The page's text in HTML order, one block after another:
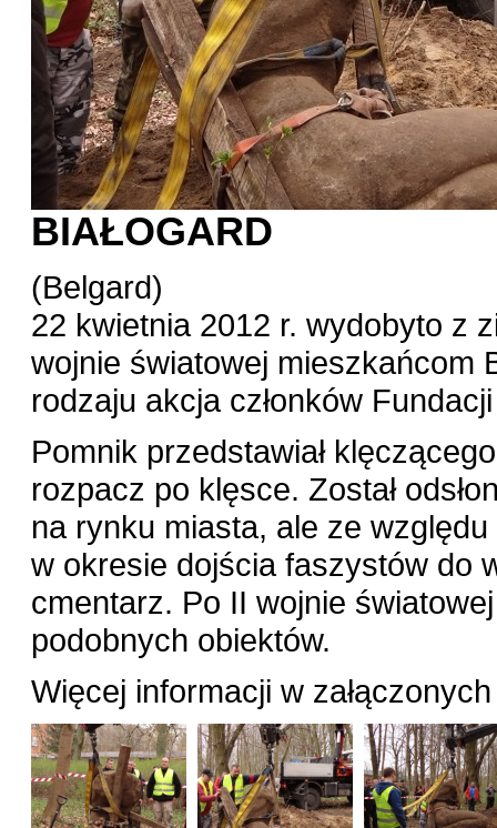
BIAŁOGARD
(Belgard)
22 kwietnia 2012 r. wydobyto z
wojnie światowej mieszkańcom
rodzaju akcja członków
Pomnik przedstawiał
rozpacz po klęsce. Został
na rynku miasta, ale ze
w okresie dojścia faszystów do
cmentarz. Po II wojnie
podobnych obiektów.
Więcej informacji w